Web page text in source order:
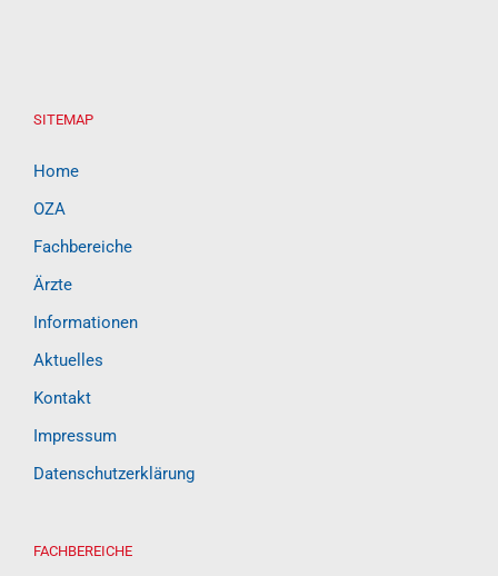
SITEMAP
Home
OZA
Fachbereiche
Ärzte
Informationen
Aktuelles
Kontakt
Impressum
Datenschutzerklärung
FACHBEREICHE